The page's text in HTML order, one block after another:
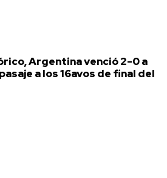
Argentina venció 2-0 a
a los 16avos de final del